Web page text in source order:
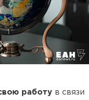
работу в связи